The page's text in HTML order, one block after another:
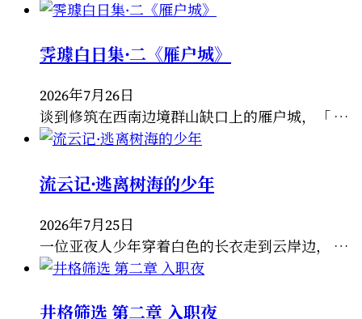
霁璩白日集·二《雁户城》
2026年7月26日
谈到修筑在西南边境群山缺口上的雁户城，「 …
流云记·逃离树海的少年
2026年7月25日
一位亚夜人少年穿着白色的长衣走到云岸边， …
井格筛选 第二章 入职夜